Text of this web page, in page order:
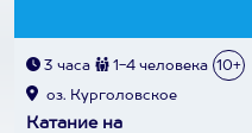
3 часа 1-4 человека 10+
оз. Курголовское
Катание на